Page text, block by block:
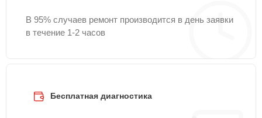
В 95% случаев ремонт производится в день заявки
в течение 1-2 часов
Бесплатная диагностика